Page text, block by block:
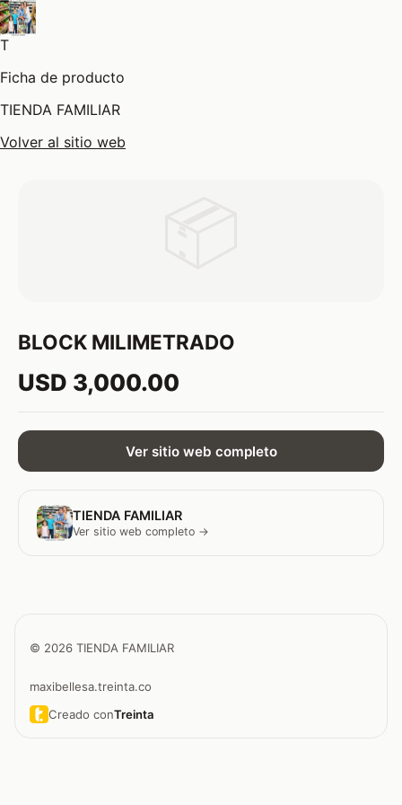
T
Ficha de producto
TIENDA FAMILIAR
Volver al sitio web
BLOCK MILIMETRADO
USD 3,000.00
Ver sitio web completo
TIENDA FAMILIAR
Ver sitio web completo →
© 2026 TIENDA FAMILIAR
maxibellesa.treinta.co
Creado conTreinta